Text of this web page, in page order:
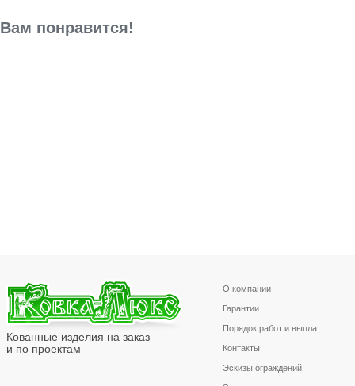
Вам понравится!
Кованные изделия на заказ
и по проектам
О компании
Гарантии
Порядок работ и выплат
Контакты
Эскизы ограждений